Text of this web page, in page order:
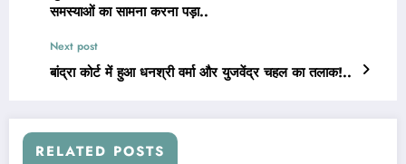
समस्याओं का सामना करना पड़ा..
Next post
बांद्रा कोर्ट में हुआ धनश्री वर्मा और युजवेंद्र चहल का तलाक!..
RELATED POSTS